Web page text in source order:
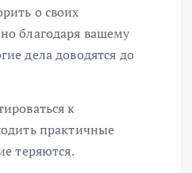
о своих
благодаря вашему
дела доводятся до
к
практичные
теряются.